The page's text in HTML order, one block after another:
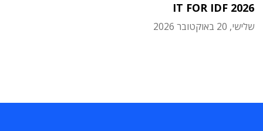
IT FOR IDF 2026
שלישי, 20 באוקטובר 2026